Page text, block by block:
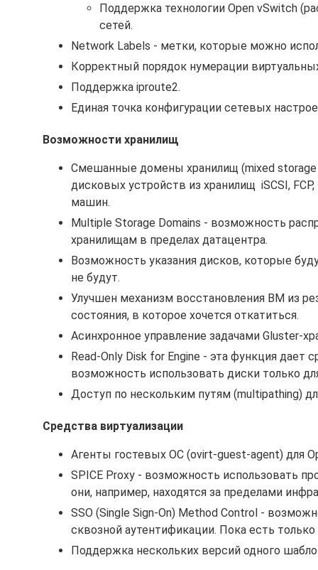
Поддержка технологии Open vSwitch
сетей.
Network Labels - метки, которые можно
Корректный порядок нумерации
Поддержка iproute2.
Единая точка конфигурации сетевых
Возможности хранилищ
Смешанные домены хранилищ (mixed storage
дисковых устройств из хранилищ iSCSI,
машин.
Multiple Storage Domains - возможность
хранилищам в пределах датацентра.
Возможность указания дисков, которые
не будут.
Улучшен механизм восстановления ВМ из
состояния, в которое хочется откатиться.
Асинхронное управление задачами Gluster-
Read-Only Disk for Engine - эта функция дает
возможность использовать диски только
Доступ по нескольким путям (multipathing)
Средства виртуализации
Агенты гостевых ОС (ovirt-guest-agent) для
SPICE Proxy - возможность использовать
они, например, находятся за пределами
SSO (Single Sign-On) Method Control -
сквозной аутентификации. Пока есть
Поддержка нескольких версий одного